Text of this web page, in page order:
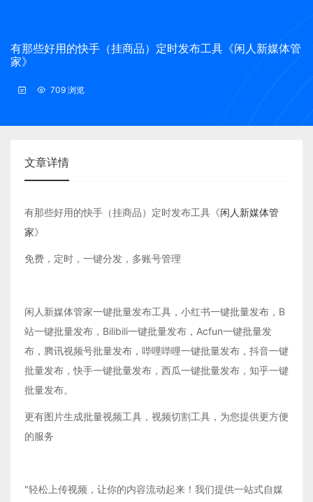
有那些好用的快手（挂商品）定时发布工具《闲人新媒体管
家》
709 浏览
文章详情
有那些好用的快手（挂商品）定时发布工具《闲人新媒体管
家》
免费，定时，一键分发，多账号管理
闲人新媒体管家一键批量发布工具，小红书一键批量发布，B
站一键批量发布，Bilibili一键批量发布，Acfun一键批量发
布，腾讯视频号批量发布，哔哩哔哩一键批量发布，抖音一键
批量发布，快手一键批量发布，西瓜一键批量发布，知乎一键
批量发布。
更有图片生成批量视频工具，视频切割工具，为您提供更方便
的服务
"轻松上传视频，让你的内容流动起来！我们提供一站式自媒